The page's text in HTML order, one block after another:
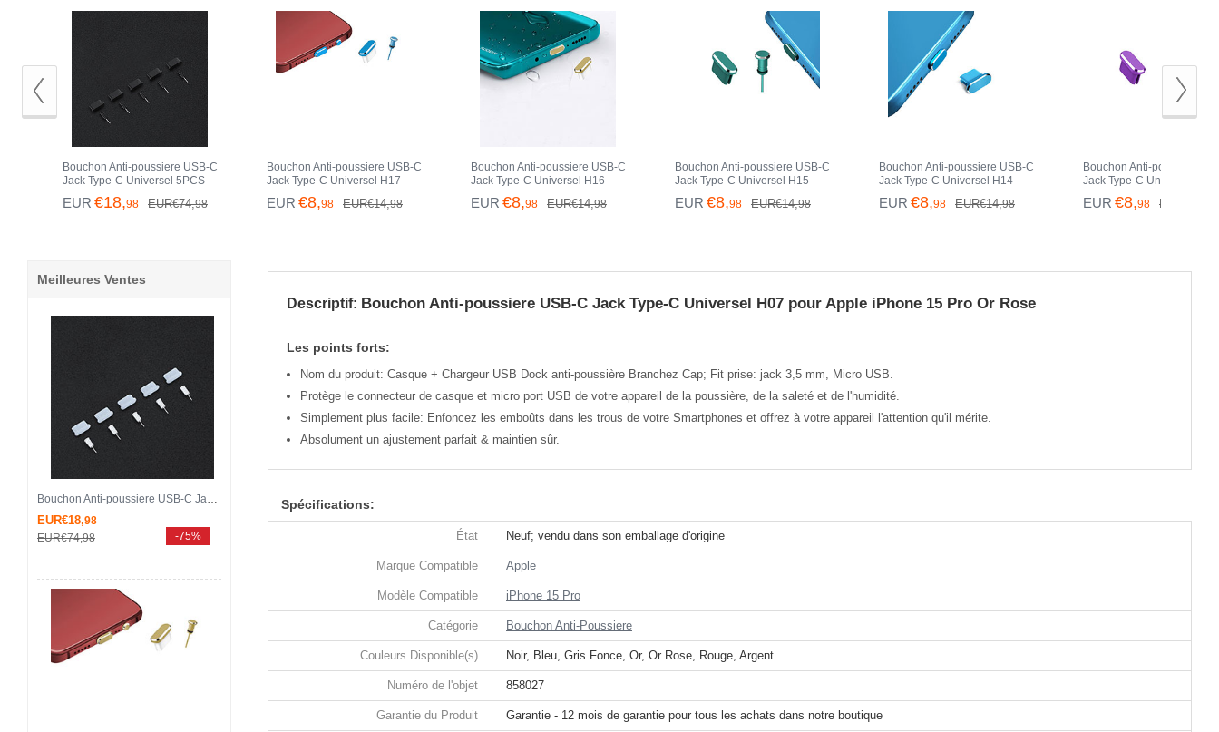
Bouchon Anti-poussiere USB-C
Jack Type-C Universel 5PCS
H02 pour Apple iPhone 15 Pro
Noir
EUR €18,98 EUR€74,98
Bouchon Anti-poussiere USB-C
Jack Type-C Universel H17
pour Apple iPhone 15 Pro Bleu
EUR €8,98 EUR€14,98
Bouchon Anti-poussiere USB-C
Jack Type-C Universel H16
pour Apple iPhone 15 Pro Or
EUR €8,98 EUR€14,98
Bouchon Anti-poussiere USB-C
Jack Type-C Universel H15
pour Apple iPhone 15 Pro Vert
EUR €8,98 EUR€14,98
Bouchon Anti-poussiere USB-C
Jack Type-C Universel H14
pour Apple iPhone 15 Pro Bleu
EUR €8,98 EUR€14,98
Bouchon Anti-poussiere
Jack Type-C Universel H13
pour Apple iPhone 15 Pro
EUR €8,98 EUR€14,
Descriptif: Bouchon Anti-poussiere USB-C Jack Type-C Universel H07 pour Apple iPhone 15 Pro Or Rose
Les points forts:
Nom du produit: Casque + Chargeur USB Dock anti-poussière Branchez Cap; Fit prise: jack 3,5 mm, Micro USB.
Protège le connecteur de casque et micro port USB de votre appareil de la poussière, de la saleté et de l'humidité.
Simplement plus facile: Enfoncez les emboûts dans les trous de votre Smartphones et offrez à votre appareil l'attention qu'il mérite.
Absolument un ajustement parfait & maintien sûr.
Spécifications:
État Neuf; vendu dans son emballage d'origine
Marque Compatible Apple
Modèle Compatible iPhone 15 Pro
Catégorie Bouchon Anti-Poussiere
Couleurs Disponible(s) Noir, Bleu, Gris Fonce, Or, Or Rose, Rouge, Argent
Numéro de l'objet 858027
Garantie du Produit Garantie - 12 mois de garantie pour tous les achats dans notre boutique
Meilleures Ventes
Bouchon Anti-poussiere USB-C Jack Type-C Universel 5PCS H02 pour Apple iPhone 15 Pro Blanc
EUR€18,98
EUR€74,98 -75%